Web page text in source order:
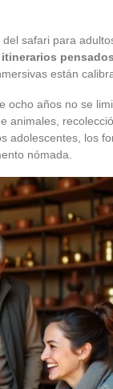
safari para
itinerarios
están
ocho años no se
animales,
adolescentes, los
nómada.